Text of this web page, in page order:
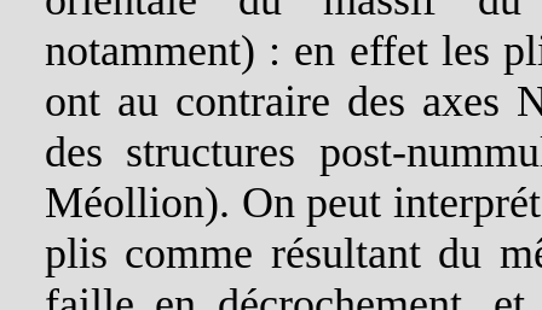
notamment) : en effet les
ont au contraire des axes
des structures post-
Méollion). On peut
plis comme résultant du